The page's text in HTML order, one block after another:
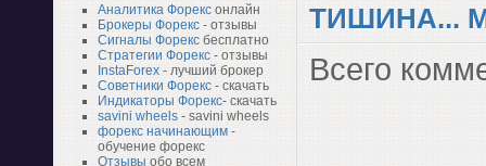
Аналитика Форекс онлайн
Брокеры Форекс - отзывы
Сигналы Форекс бесплатно
Стратегии Форекс - отзывы
InstaForex - лучший брокер
Советники Форекс - скачать
Индикаторы Форекс- скачать
savini wheels - savini wheels
форекс начинающим -
обучение форекс
Отзывы обо всем
ТИШИНА...
Всего